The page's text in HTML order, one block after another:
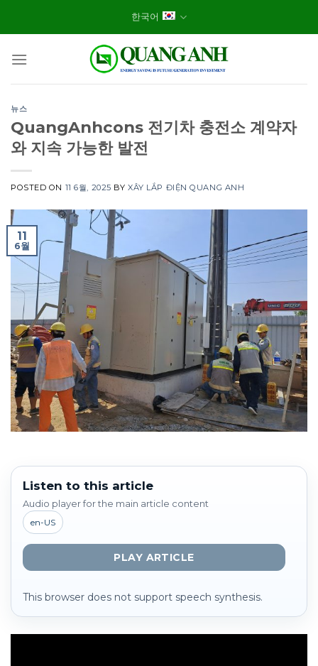
한국어
뉴스
QuangAnhcons 전기차 충전소 계약자
와 지속 가능한 발전
POSTED ON 11 6월, 2025 BYXÂY LẮP ĐIỆN QUANG ANH
11
6월
Listen to this article
Audio player for the main article content
en-US
PLAY ARTICLE
This browser does not support speech synthesis.